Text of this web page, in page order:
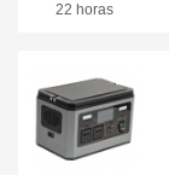
22 horas